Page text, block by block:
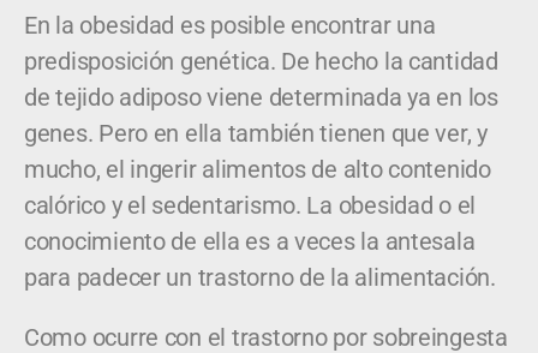
En la obesidad es posible encontrar una
predisposición genética. De hecho la cantidad
de tejido adiposo viene determinada ya en los
genes. Pero en ella también tienen que ver, y
mucho, el ingerir alimentos de alto contenido
calórico y el sedentarismo. La obesidad o el
conocimiento de ella es a veces la antesala
para padecer un trastorno de la alimentación.
Como ocurre con el trastorno por sobreingesta